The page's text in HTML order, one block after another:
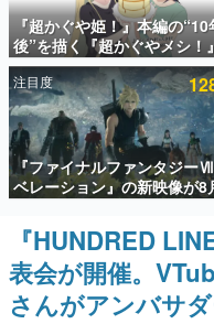
アプリセール情報
インタビュー
連載・特集
殿堂入り記
SNS拡散数が
ど。多くの人
事をまとめま
ゲームの企
名作ゲームク
聞きし、ヒッ
きます。
『超かぐや姫！』本編の“10
後”を描く『超かぐやメシ！』
Web連載決定。新たなWeb
ガレーベル「ビビビコミッ
にて特別話が掲載スタート
のお話には…まだ続きがあ
注目度
『ファイナルファンタジー
ベレーション』の新映像が8
26日早朝に公開へ。『FF7
メイクシリーズの完結編、
「gamescom」のオープニ
ナイトライブにてディレク
の浜口直樹氏が登壇する予定
『HUNDRED
表会が開催。
さんがアンバサ